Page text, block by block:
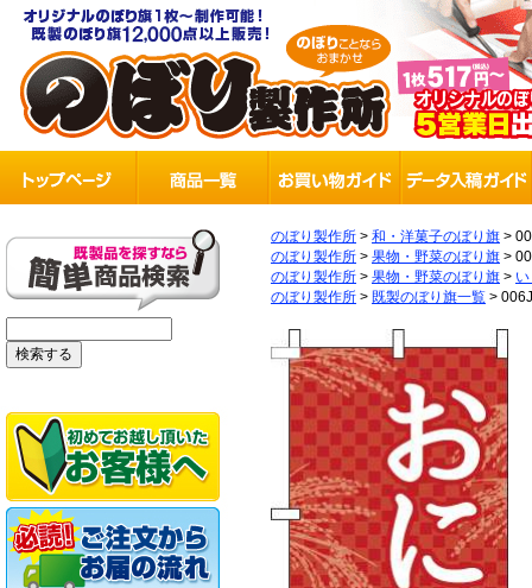
のぼり製作所 > 和・洋菓子のぼり旗 >
のぼり製作所 > 果物・野菜のぼり旗 >
のぼり製作所 > 果物・野菜のぼり旗 >
のぼり製作所 > 既製のぼり旗一覧 >